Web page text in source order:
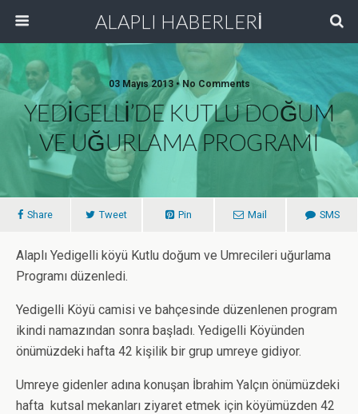
ALAPLI HABERLERİ
03 Mayıs 2013 • No Comments
YEDİGELLİ’DE KUTLU DOĞUM
VE UĞURLAMA PROGRAMI
Share Tweet Pin Mail SMS
Alaplı Yedigelli köyü Kutlu doğum ve Umrecileri uğurlama
Programı düzenledi.
Yedigelli Köyü camisi ve bahçesinde düzenlenen program
ikindi namazından sonra başladı. Yedigelli Köyünden
önümüzdeki hafta 42 kişilik bir grup umreye gidiyor.
Umreye gidenler adına konuşan İbrahim Yalçın önümüzdeki
hafta kutsal mekanları ziyaret etmek için köyümüzden 42